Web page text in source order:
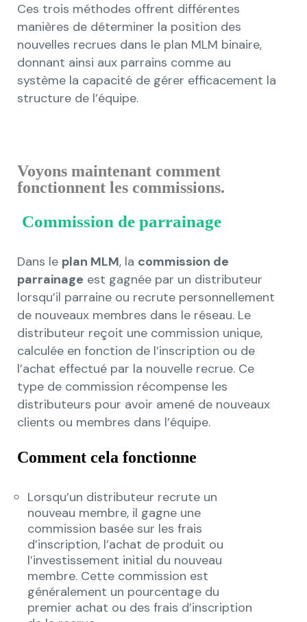
Ces trois méthodes offrent différentes
manières de déterminer la position des
nouvelles recrues dans le plan MLM binaire,
donnant ainsi aux parrains comme au
système la capacité de gérer efficacement la
structure de l’équipe.
Voyons maintenant comment
fonctionnent les commissions.
Commission de parrainage
Dans le plan MLM, la commission de
parrainage est gagnée par un distributeur
lorsqu’il parraine ou recrute personnellement
de nouveaux membres dans le réseau. Le
distributeur reçoit une commission unique,
calculée en fonction de l’inscription ou de
l’achat effectué par la nouvelle recrue. Ce
type de commission récompense les
distributeurs pour avoir amené de nouveaux
clients ou membres dans l’équipe.
Comment cela fonctionne
Lorsqu’un distributeur recrute un
nouveau membre, il gagne une
commission basée sur les frais
d’inscription, l’achat de produit ou
l’investissement initial du nouveau
membre. Cette commission est
généralement un pourcentage du
premier achat ou des frais d’inscription